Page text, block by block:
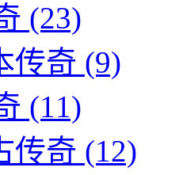
(23)
传奇 (9)
(11)
传奇 (12)